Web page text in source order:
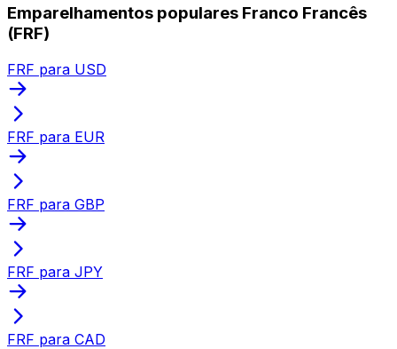
Emparelhamentos populares Franco Francês
(FRF)
FRF para USD
FRF para EUR
FRF para GBP
FRF para JPY
FRF para CAD